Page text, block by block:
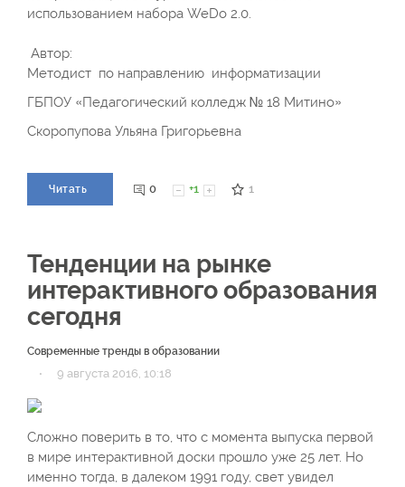
использованием набора WeDo 2.0.
Автор:
Методист по направлению информатизации
ГБПОУ «Педагогический колледж № 18 Митино»
Скоропупова Ульяна Григорьевна
Читать 0 +1 1
Тенденции на рынке
интерактивного образования
сегодня
Современные тренды в образовании
· 9 августа 2016, 10:18
Сложно поверить в то, что с момента выпуска первой
в мире интерактивной доски прошло уже 25 лет. Но
именно тогда, в далеком 1991 году, свет увидел